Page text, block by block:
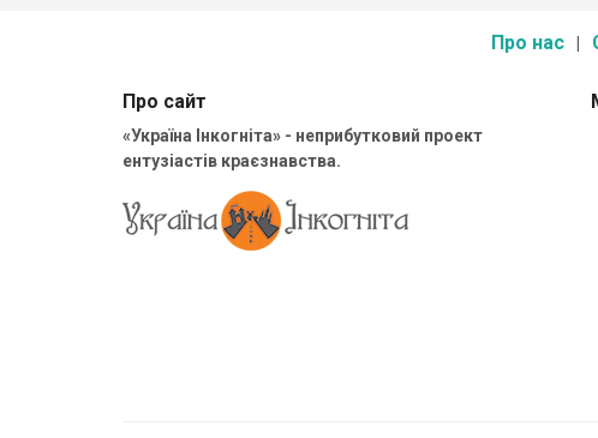
Про нас
Про сайт
«Україна Інкогніта» - неприбутковий проект
ентузіастів краєзнавства.